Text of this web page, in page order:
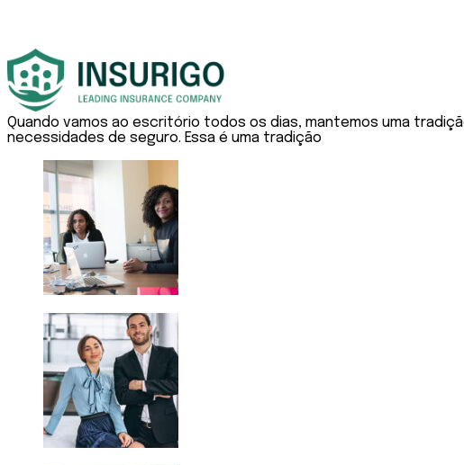
Quando vamos ao escritório todos os dias, mantemos uma
necessidades de seguro. Essa é uma tradição